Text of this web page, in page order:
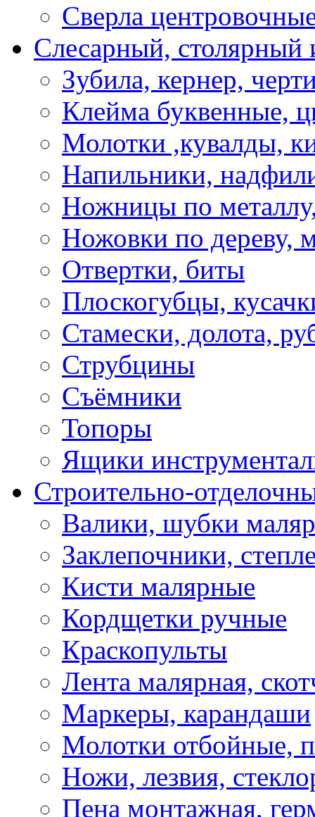
Сверла
Слесарный, столярный
Зубила, кернер,
Клейма буквенные,
Молотки ,кувалды,
Напильники,
Ножницы по
Ножовки по дереву,
Отвертки, биты
Плоскогубцы,
Стамески, долота,
Струбцины
Съёмники
Топоры
Ящики
Строительно-
Валики, шубки
Заклепочники,
Кисти малярные
Кордщетки ручные
Краскопульты
Лента малярная,
Маркеры, карандаши
Молотки отбойные,
Ножи, лезвия,
Пена монтажная,